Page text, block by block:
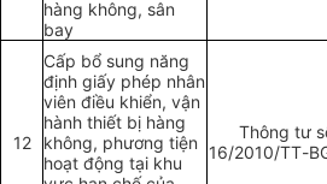
hàng không, sân
bay
12
Cấp bổ sung năng
định giấy phép nhân
viên điều khiển, vận
hành thiết bị hàng
không, phương tiện
hoạt động tại khu
Thông tư
16/2010/TT-